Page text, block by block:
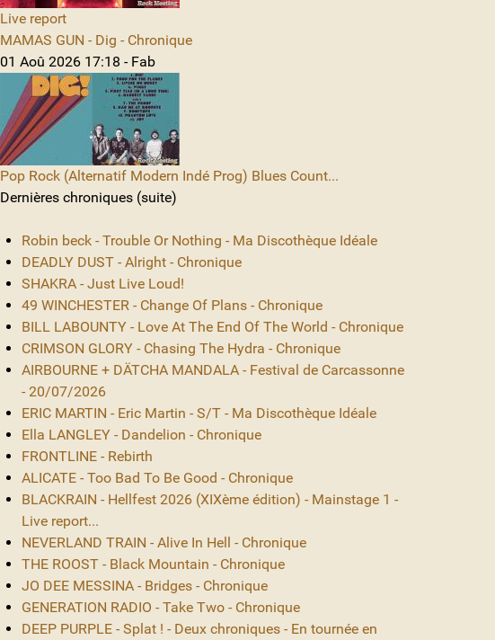
Live report
MAMAS GUN - Dig - Chronique
01 Aoû 2026 17:18 - Fab
Pop Rock (Alternatif Modern Indé Prog) Blues Count...
Dernières chroniques (suite)
Robin beck - Trouble Or Nothing - Ma Discothèque Idéale
DEADLY DUST - Alright - Chronique
SHAKRA - Just Live Loud!
49 WINCHESTER - Change Of Plans - Chronique
BILL LABOUNTY - Love At The End Of The World - Chronique
CRIMSON GLORY - Chasing The Hydra - Chronique
AIRBOURNE + DÄTCHA MANDALA - Festival de Carcassonne
- 20/07/2026
ERIC MARTIN - Eric Martin - S/T - Ma Discothèque Idéale
Ella LANGLEY - Dandelion - Chronique
FRONTLINE - Rebirth
ALICATE - Too Bad To Be Good - Chronique
BLACKRAIN - Hellfest 2026 (XIXème édition) - Mainstage 1 -
Live report...
NEVERLAND TRAIN - Alive In Hell - Chronique
THE ROOST - Black Mountain - Chronique
JO DEE MESSINA - Bridges - Chronique
GENERATION RADIO - Take Two - Chronique
DEEP PURPLE - Splat ! - Deux chroniques - En tournée en